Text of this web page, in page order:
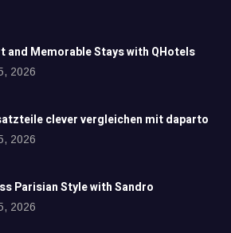
and Memorable Stays with QHotels
2026
clever vergleichen mit daparto
2026
Parisian Style with Sandro
2026